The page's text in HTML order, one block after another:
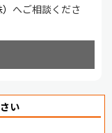
へご相談くださ
い